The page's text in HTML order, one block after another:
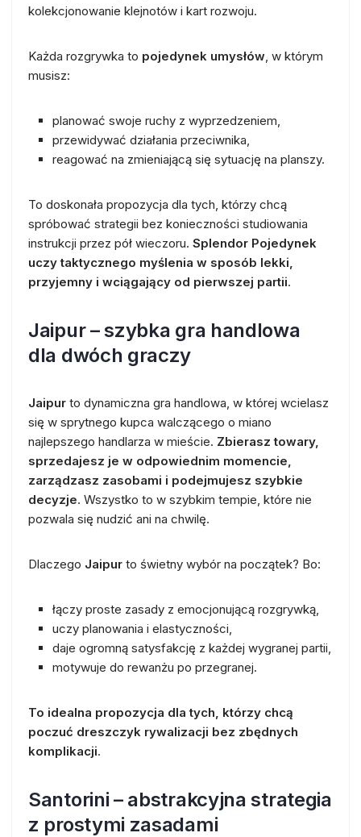
kolekcjonowanie klejnotów i kart rozwoju.
Każda rozgrywka to pojedynek umysłów, w którym
musisz:
planować swoje ruchy z wyprzedzeniem,
przewidywać działania przeciwnika,
reagować na zmieniającą się sytuację na planszy.
To doskonała propozycja dla tych, którzy chcą
spróbować strategii bez konieczności studiowania
instrukcji przez pół wieczoru. Splendor Pojedynek
uczy taktycznego myślenia w sposób lekki,
przyjemny i wciągający od pierwszej partii.
Jaipur – szybka gra handlowa
dla dwóch graczy
Jaipur to dynamiczna gra handlowa, w której wcielasz
się w sprytnego kupca walczącego o miano
najlepszego handlarza w mieście. Zbierasz towary,
sprzedajesz je w odpowiednim momencie,
zarządzasz zasobami i podejmujesz szybkie
decyzje. Wszystko to w szybkim tempie, które nie
pozwala się nudzić ani na chwilę.
Dlaczego Jaipur to świetny wybór na początek? Bo:
łączy proste zasady z emocjonującą rozgrywką,
uczy planowania i elastyczności,
daje ogromną satysfakcję z każdej wygranej partii,
motywuje do rewanżu po przegranej.
To idealna propozycja dla tych, którzy chcą
poczuć dreszczyk rywalizacji bez zbędnych
komplikacji.
Santorini – abstrakcyjna strategia
z prostymi zasadami